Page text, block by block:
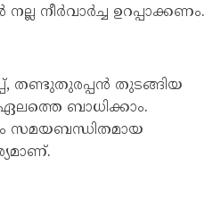
നല്ല നീർവാർച്ച ഉറപ്പാക്കണം.
തണ്ടുതുരപ്പൻ തുടങ്ങിയ
ബാധിക്കാം.
സമയബന്ധിതമായ